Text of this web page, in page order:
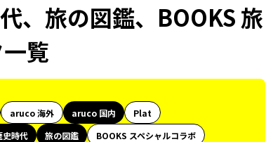
、旅の図鑑、BOOKS 旅
覧
aruco 海外 aruco 国内
Plat
史時代 旅の図鑑
BOOKS スペシャルコラボ